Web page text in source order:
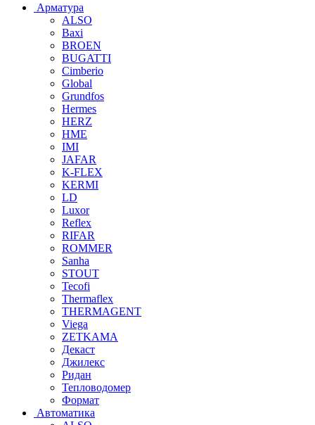
Арматура
ALSO
Baxi
BROEN
BUGATTI
Cimberio
Global
Grundfos
Hermes
HERZ
HME
IMI
JAFAR
K-FLEX
KERMI
LD
Luxor
Reflex
RIFAR
ROMMER
Sanha
STOUT
Tecofi
Thermaflex
THERMAGENT
Viega
ZETKAMA
Декаст
Джилекс
Ридан
Тепловодомер
Формат
Автоматика